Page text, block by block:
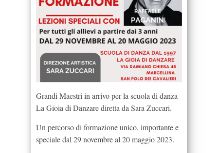
Grandi Maestri in arrivo per la scuola di danza
La Gioia di Danzare diretta da Sara Zuccari.
Un percorso di formazione unico, importante e
speciale dal 29 novembre al 20 maggio 2023.